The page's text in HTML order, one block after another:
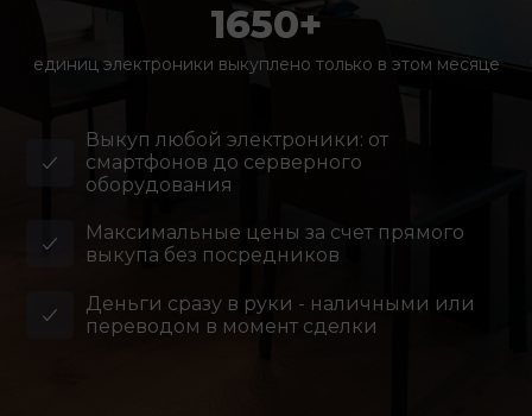
1650+
единиц электроники выкуплено только в этом месяце
Выкуп любой электроники: от
смартфонов до серверного
оборудования
Максимальные цены за счет прямого
выкупа без посредников
Деньги сразу в руки - наличными или
переводом в момент сделки